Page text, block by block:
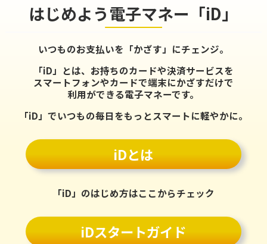
はじめよう電子マネー「iD」
いつものお支払いを「かざす」にチェンジ。
「iD」とは、お持ちのカードや決済サービスを
スマートフォンやカードで端末にかざすだけで
利用ができる電子マネーです。
「iD」でいつもの毎日をもっとスマートに軽やかに。
iDとは
「iD」のはじめ方はここからチェック
iDスタートガイド